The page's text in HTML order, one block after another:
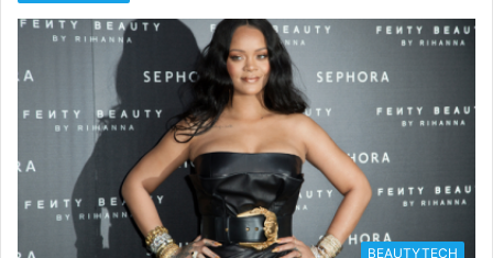
BEAUTYTECH